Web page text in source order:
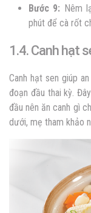
Bước 9: Nêm
phút để cà rốt
1.4. Canh hạt
Canh hạt sen giúp
đoạn đầu thai kỳ.
đầu nên ăn canh gì
dưới, mẹ tham khảo